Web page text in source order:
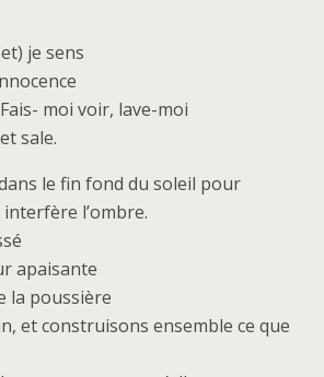
je sens
moi voir, lave-moi
sale.
dans le fin fond du soleil pour
l’ombre.
apaisante
la poussière
et construisons ensemble ce que